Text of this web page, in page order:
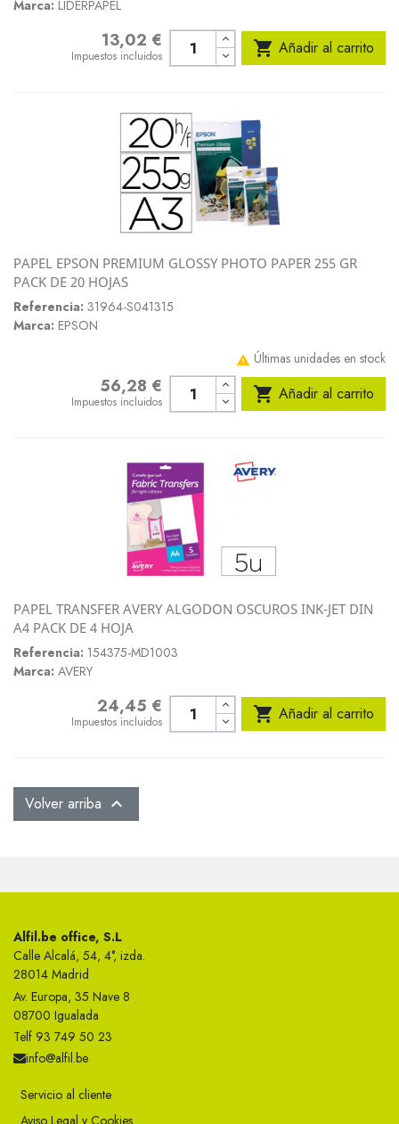
Marca: LIDERPAPEL
Precio13,02 €
Impuestos incluidos  Añadir al carrito
PAPEL EPSON PREMIUM GLOSSY PHOTO PAPER 255 GR
PACK DE 20 HOJAS
Referencia: 31964-S041315
Marca: EPSON
 Últimas unidades en stock
Precio56,28 €
Impuestos incluidos  Añadir al carrito
PAPEL TRANSFER AVERY ALGODON OSCUROS INK-JET DIN
A4 PACK DE 4 HOJA
Referencia: 154375-MD1003
Marca: AVERY
Precio24,45 €
Impuestos incluidos  Añadir al carrito
Volver arriba 
Alfil.be office, S.L
Calle Alcalá, 54, 4°, izda.
28014 Madrid
Av. Europa, 35 Nave 8
08700 Igualada
Telf 93 749 50 23
info@alfil.be
Servicio al cliente
Aviso Legal y Cookies